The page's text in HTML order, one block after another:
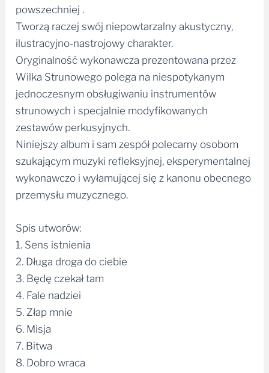
powszechniej .
Tworzą raczej swój niepowtarzalny akustyczny,
ilustracyjno-nastrojowy charakter.
Oryginalność wykonawcza prezentowana przez
Wilka Strunowego polega na niespotykanym
jednoczesnym obsługiwaniu instrumentów
strunowych i specjalnie modyfikowanych
zestawów perkusyjnych.
Niniejszy album i sam zespół polecamy osobom
szukającym muzyki refleksyjnej, eksperymentalnej
wykonawczo i wyłamującej się z kanonu obecnego
przemysłu muzycznego.
Spis utworów:
1. Sens istnienia
2. Długa droga do ciebie
3. Będę czekał tam
4. Fale nadziei
5. Złap mnie
6. Misja
7. Bitwa
8. Dobro wraca